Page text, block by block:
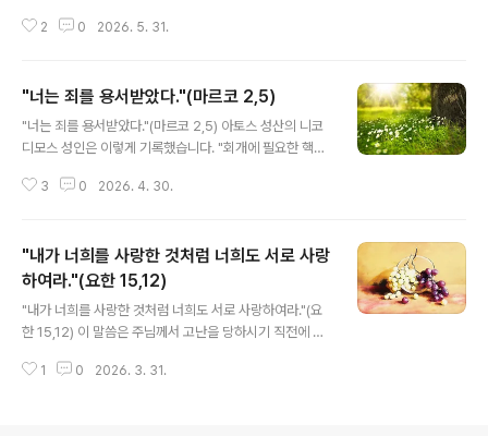
앞에서는 목숨까지도 바친다는 뜻입니다.첫 번째 비유: 불
셨다. 주님은 승리하셨으며, 그분을 믿는 모든 이도 그분을
으로 고백했다. 인간은 죽음을 가져오는 열매를 스스로 선
택함으로써, 하느님과의 친밀한 관계보다 자기만족을 위한
인간적 본성을 택했다. 이때부터 인간은 죽음이 지배하는
그리스도께서는 부활을 통하여 죽음에 종지부를 찍으시고,
2 0 2026. 5. 31.
"너는 죄를 용서받았다."(마르코 2,5)
"너는 죄를 용서받았다."(마르코 2,5) 아토스 성산의 니코
디모스 성인은 이렇게 기록했습니다. "회개에 필요한 핵심
수 있을까?', '그만두긴 해야겠는데...', 혹은 '죄를 지을 생각
결심해야 합니다." 우리가 이처럼 결심을 굳게 하고 회개하
려 할 때, 우리의 적인 악마는 다가와 생각을 흔들어 놓고
결심을 무용지물로 만들려 합니다. 악마는 우리에게 어둡
고 고독하며 절망적인 생각을 불어넣습니다. "그렇게 많은
잘못을 저질러 놓고 네가 어떻게 구원을 받는단 말이냐? 너
에게 구원이란 없다." 악마는 우리에게 이렇게 속삭입니다.
3 0 2026. 4. 30.
"내가 너희를 사랑한 것처럼 너희도 서로 사랑
하여라."(요한 15,12)
"내가 너희를 사랑한 것처럼 너희도 서로 사랑하여라."(요
한 15,12) 이 말씀은 주님께서 고난을 당하시기 직전에 남
앞둔 아버지의 유언이 자녀들에게 대단히 중요한 의미를
1 0 2026. 3. 31.